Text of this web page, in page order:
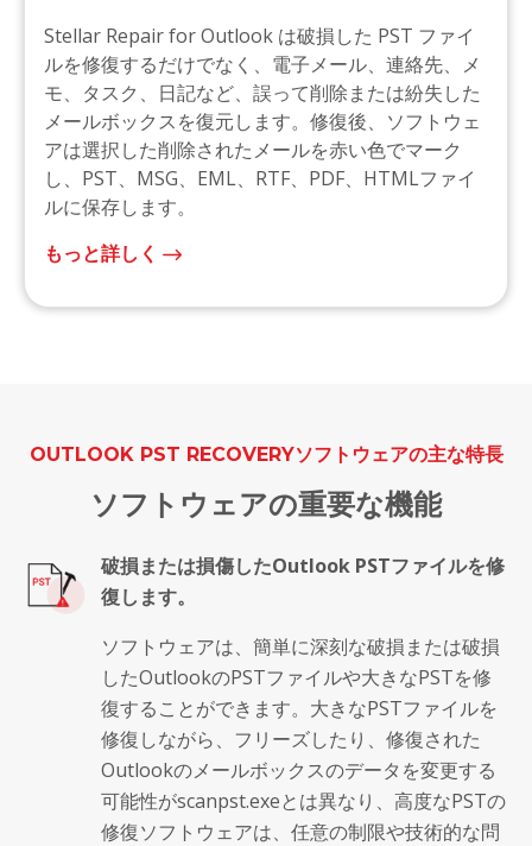
Stellar Repair for Outlook は破損した PST ファイ
ルを修復するだけでなく、電子メール、連絡先、メ
モ、タスク、日記など、誤って削除または紛失した
メールボックスを復元します。修復後、ソフトウェ
アは選択した削除されたメールを赤い色でマーク
し、PST、MSG、EML、RTF、PDF、HTMLファイ
ルに保存します。
もっと詳しく
OUTLOOK PST RECOVERYソフトウェアの主な特長
ソフトウェアの重要な機能
破損または損傷したOutlook PSTファイルを修
復します。
ソフトウェアは、簡単に深刻な破損または破損
したOutlookのPSTファイルや大きなPSTを修
復することができます。大きなPSTファイルを
修復しながら、フリーズしたり、修復された
Outlookのメールボックスのデータを変更する
可能性がscanpst.exeとは異なり、高度なPSTの
修復ソフトウェアは、任意の制限や技術的な問